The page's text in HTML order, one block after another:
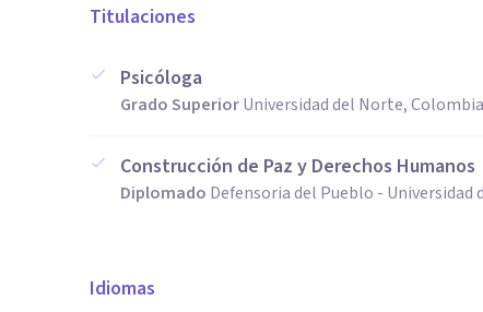
Titulaciones
Psicóloga
Grado SuperiorUniversidad del Norte, Colombia
Construcción de Paz y Derechos Humanos
Diplomado Defensoria del Pueblo -
Idiomas